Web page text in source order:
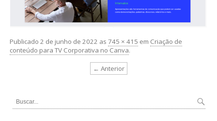
Publicado 2 de junho de 2022 as 745 × 415 em Criação de
conteúdo para TV Corporativa no Canva.
← Anterior